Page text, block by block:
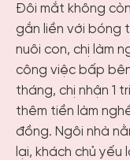
Đôi mắt không
gắn liền với bóng
nuôi con, chị làm
công việc bấp
tháng, chị nhận 1
thêm tiền làm
đồng. Ngôi nhà
lại, khách chủ yếu